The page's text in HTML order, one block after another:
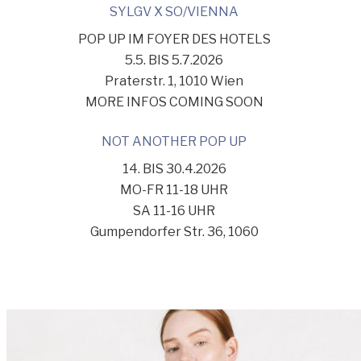
SYLGV X SO/VIENNA
POP UP IM FOYER DES HOTELS
5.5. BIS 5.7.2026
Praterstr. 1, 1010 Wien
MORE INFOS COMING SOON
NOT ANOTHER POP UP
14. BIS 30.4.2026
MO-FR 11-18 UHR
SA 11-16 UHR
Gumpendorfer Str. 36, 1060